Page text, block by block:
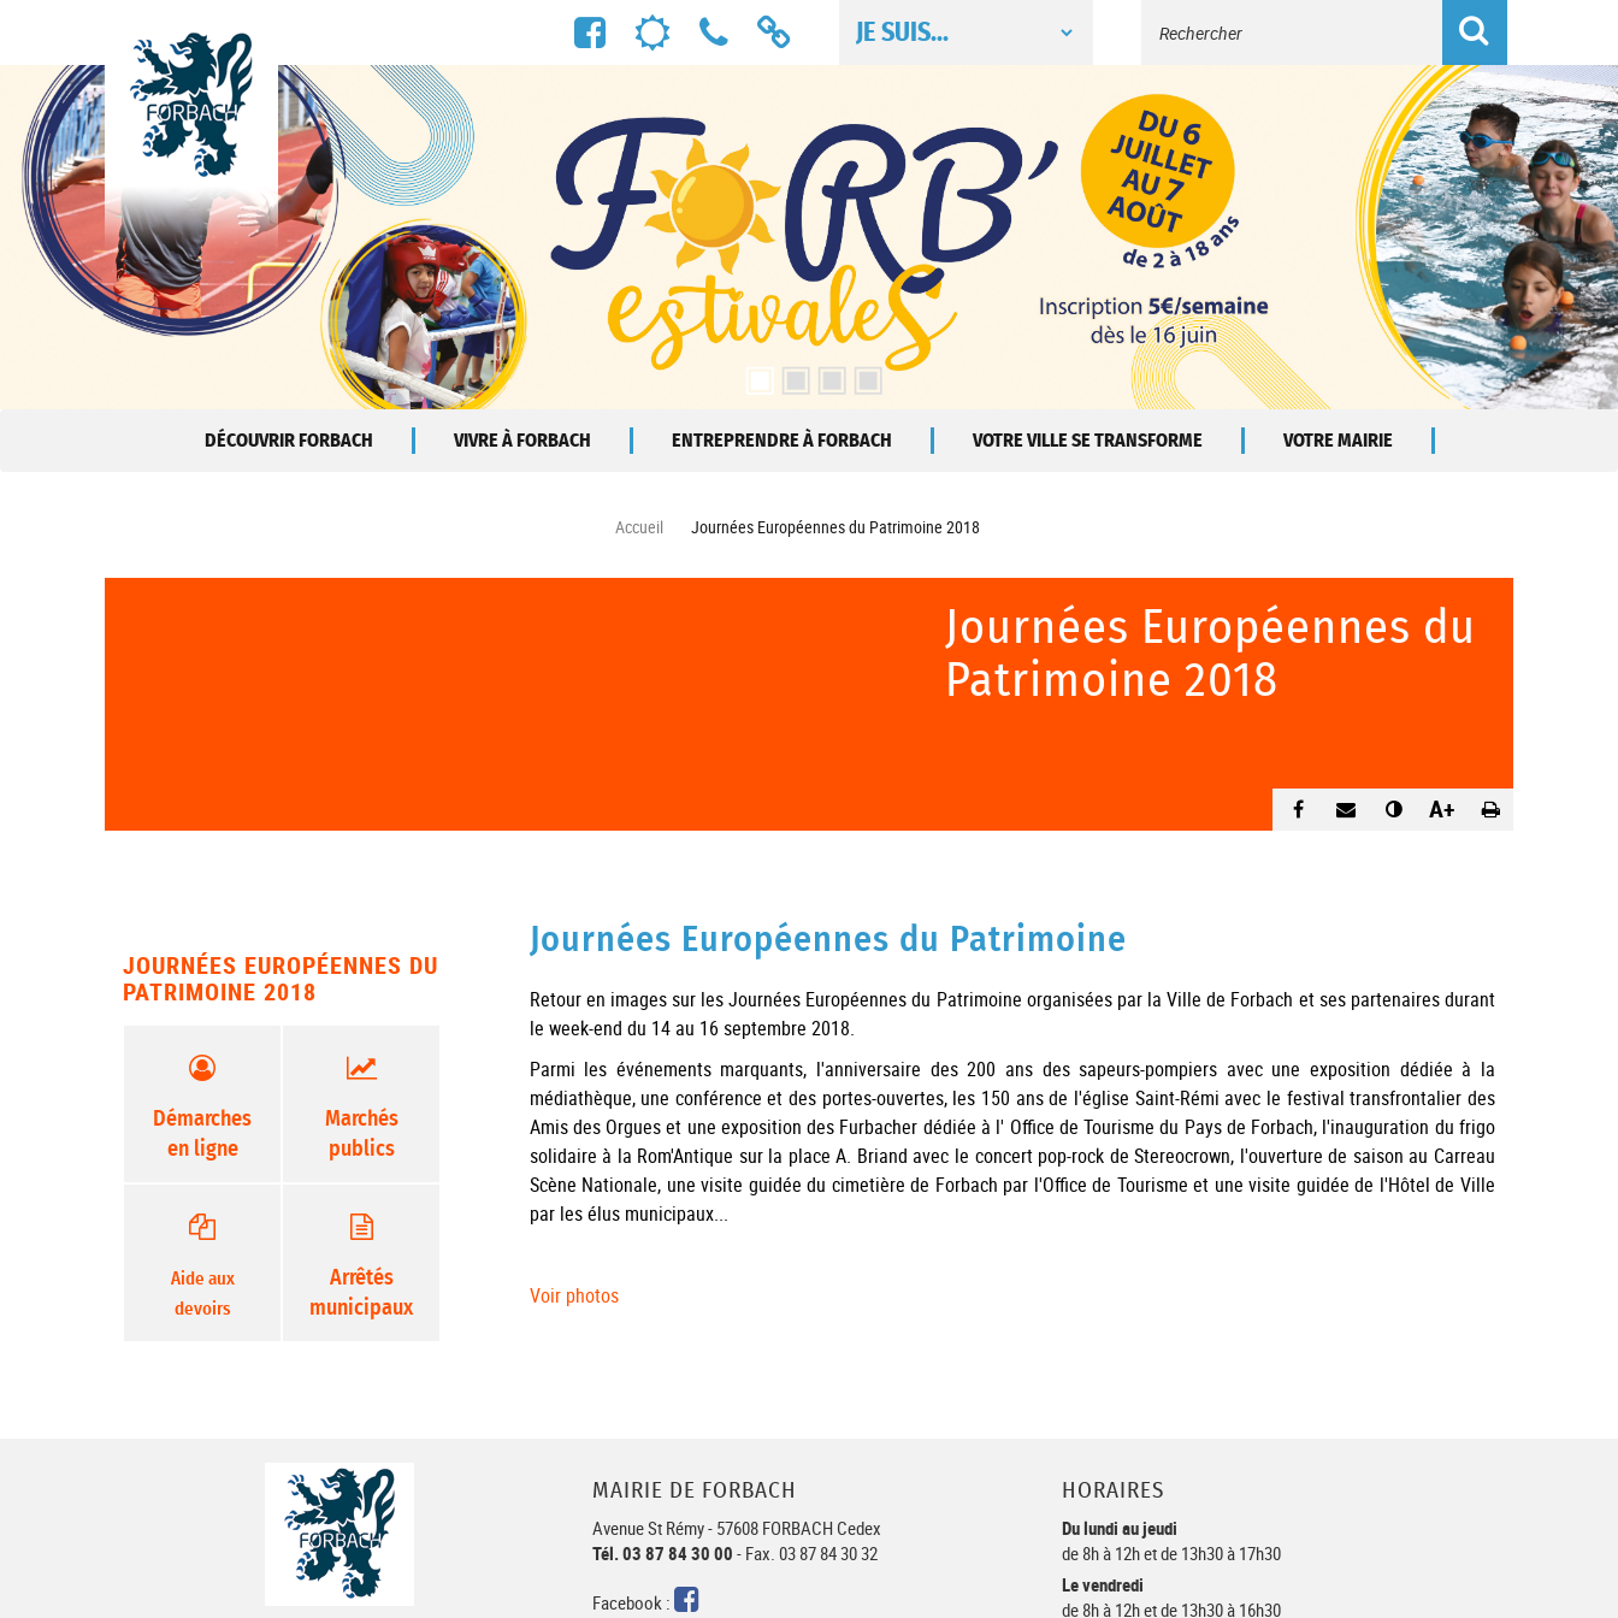
FacebookMétéo
NumérosLiens
DÉCOUVRIR FORBACH VIVRE À FORBACH ENTREPRENDRE À FORBACH VOTRE VILLE SE TRANSFORME VOTRE MAIRIE
Accueil Journées Européennes du Patrimoine 2018
Journées Européennes du
Patrimoine 2018
A+
Journées Européennes du Patrimoine
Retour en images sur les Journées Européennes du Patrimoine organisées par la Ville de Forbach et ses partenaires durant
le week-end du 14 au 16 septembre 2018.
Parmi les événements marquants, l'anniversaire des 200 ans des sapeurs-pompiers avec une exposition dédiée à la
médiathèque, une conférence et des portes-ouvertes, les 150 ans de l'église Saint-Rémi avec le festival transfrontalier des
Amis des Orgues et une exposition des Furbacher dédiée à l' Office de Tourisme du Pays de Forbach, l'inauguration du frigo
solidaire à la Rom'Antique sur la place A. Briand avec le concert pop-rock de Stereocrown, l'ouverture de saison au Carreau
Scène Nationale, une visite guidée du cimetière de Forbach par l'Office de Tourisme et une visite guidée de l'Hôtel de Ville
par les élus municipaux...
Voir photos
JOURNÉES EUROPÉENNES DU
PATRIMOINE 2018
Démarches
en ligne
Marchés
publics
Aide aux
devoirs
Arrêtés
municipaux
MAIRIE DE FORBACH
Avenue St Rémy - 57608 FORBACH Cedex
Tél. 03 87 84 30 00 - Fax. 03 87 84 30 32
Facebook :
Facebook
HORAIRES
Du lundi au jeudi
de 8h à 12h et de 13h30 à 17h30
Le vendredi
de 8h à 12h et de 13h30 à 16h30